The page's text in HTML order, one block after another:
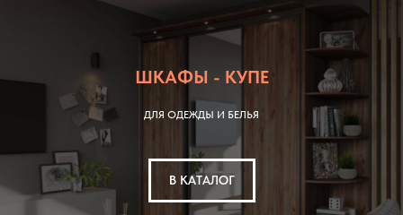
ШКАФЫ - КУПЕ
ДЛЯ ОДЕЖДЫ И БЕЛЬЯ
В КАТАЛОГ